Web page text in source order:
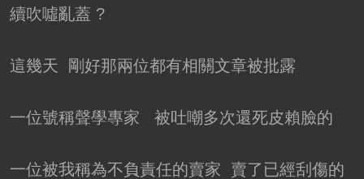
續吹噓亂蓋 ?
這幾天 剛好那兩位都有相關文章被批露
一位號稱聲學專家 被吐嘲多次還死皮賴臉的
一位被我稱為不負責任的賣家 賣了已經刮傷的